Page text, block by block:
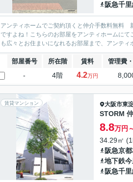
阪急千
アンティホームでご契約頂くと仲介手数料無料
ですよね！こちらのお部屋をアンティホームに
も広々とお住まいになれるお部屋まで、アンティ
部屋番号 所在階 賃料 管理費
- 4階 4.2万円
賃貸マンション 大阪市東
STORM
8.8万円
34.29㎡
阪急京
地下鉄
阪急千